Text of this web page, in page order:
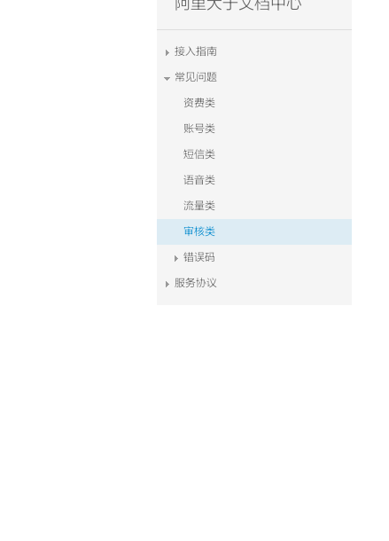
阿里大于文档中心
接入指南
常见问题
资费类
账号类
短信类
语音类
流量类
审核类
错误码
服务协议